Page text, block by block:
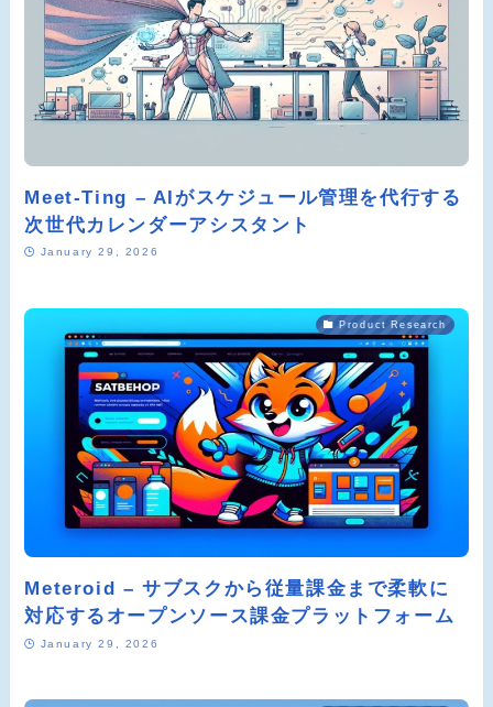
Meet-Ting – AIがスケジュール管理を代行する
次世代カレンダーアシスタント
January 29, 2026
Product Research
Meteroid – サブスクから従量課金まで柔軟に
対応するオープンソース課金プラットフォーム
January 29, 2026